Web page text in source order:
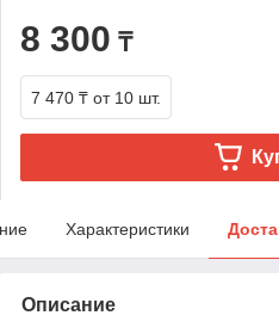
8 300 ₸
7 470 ₸ от 10 шт.
Характеристики
Описание